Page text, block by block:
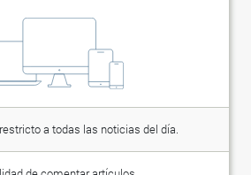
a todas las noticias del día.